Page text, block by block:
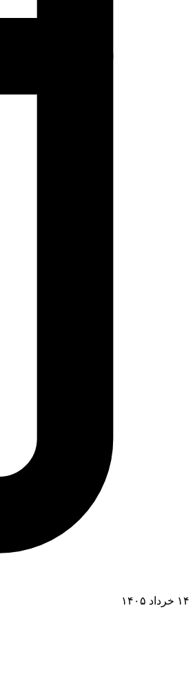
۱۴ خرداد ۱۴۰۵